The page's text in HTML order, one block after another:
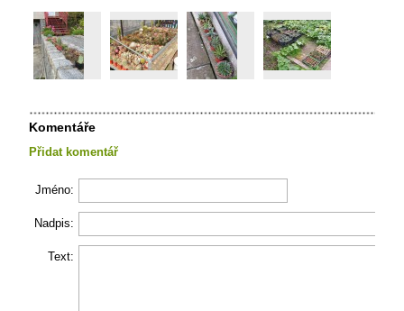
Komentáře
Přidat komentář
Jméno:
Nadpis:
Text: